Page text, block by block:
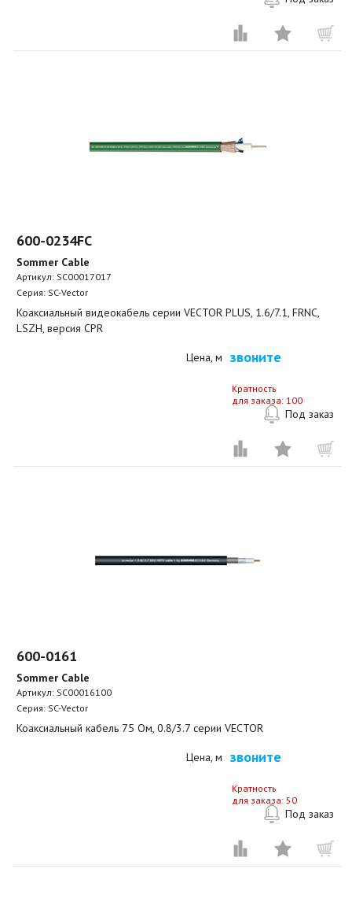
600-0234FC
Sommer Cable
Артикул: SC00017017
Серия: SC-Vector
Коаксиальный видеокабель серии VECTOR PLUS, 1.6/7.1, FRNC,
LSZH, версия CPR
Цена, м звоните
Кратность
для заказа: 100
Под заказ
600-0161
Sommer Cable
Артикул: SC00016100
Серия: SC-Vector
Коаксиальный кабель 75 Ом, 0.8/3.7 серии VECTOR
Цена, м звоните
Кратность
для заказа: 50
Под заказ